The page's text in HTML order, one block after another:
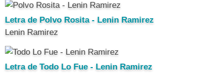
Letra de Polvo Rosita - Lenin Ramirez
Lenin Ramirez
Letra de Todo Lo Fue - Lenin Ramirez